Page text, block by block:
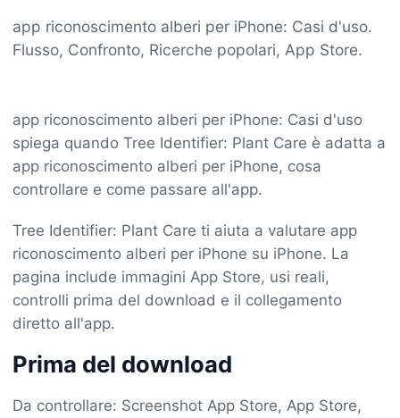
app riconoscimento alberi per iPhone: Casi d'uso.
Flusso, Confronto, Ricerche popolari, App Store.
app riconoscimento alberi per iPhone: Casi d'uso
spiega quando Tree Identifier: Plant Care è adatta a
app riconoscimento alberi per iPhone, cosa
controllare e come passare all'app.
Tree Identifier: Plant Care ti aiuta a valutare app
riconoscimento alberi per iPhone su iPhone. La
pagina include immagini App Store, usi reali,
controlli prima del download e il collegamento
diretto all'app.
Prima del download
Da controllare: Screenshot App Store, App Store,